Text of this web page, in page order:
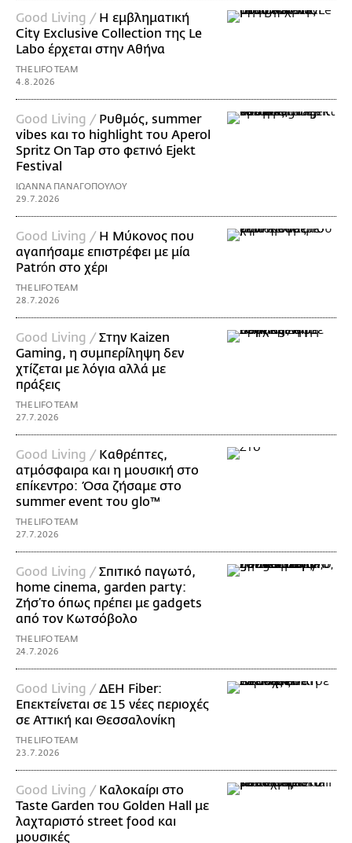
Good Living / Η εμβληματική
City Exclusive Collection της Le
Labo έρχεται στην Αθήνα
THE LIFO TEAM
4.8.2026
Good Living / Ρυθμός, summer
vibes και το highlight του Aperol
Spritz On Tap στο φετινό Ejekt
Festival
ΙΩΑΝΝΑ ΠΑΝΑΓΟΠΟΥΛΟΥ
29.7.2026
Good Living / Η Μύκονος που
αγαπήσαμε επιστρέφει με μία
Patrón στο χέρι
THE LIFO TEAM
28.7.2026
Good Living /Στην Kaizen
Gaming, η συμπερίληψη δεν
χτίζεται με λόγια αλλά με
πράξεις
THE LIFO TEAM
27.7.2026
Good Living / Καθρέπτες,
ατμόσφαιρα και η μουσική στο
επίκεντρο: Όσα ζήσαμε στο
summer event του glo™
THE LIFO TEAM
27.7.2026
Good Living /Σπιτικό παγωτό,
home cinema, garden party:
Ζήσ’το όπως πρέπει με gadgets
από τον Κωτσόβολο
THE LIFO TEAM
24.7.2026
Good Living /ΔΕΗ Fiber:
Επεκτείνεται σε 15 νέες περιοχές
σε Αττική και Θεσσαλονίκη
THE LIFO TEAM
23.7.2026
Good Living / Καλοκαίρι στο
Taste Garden του Golden Hall με
λαχταριστό street food και
μουσικές